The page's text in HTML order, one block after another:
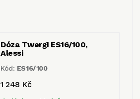
Dóza Twergi ES16/100,
Alessi
Kód: ES16/100
1 248 Kč